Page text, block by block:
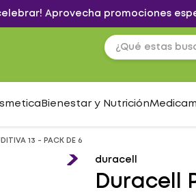
celebrar! Aprovecha promociones
Bienestar y Nutrición
13 - PACK DE 6
duracell
Duracell